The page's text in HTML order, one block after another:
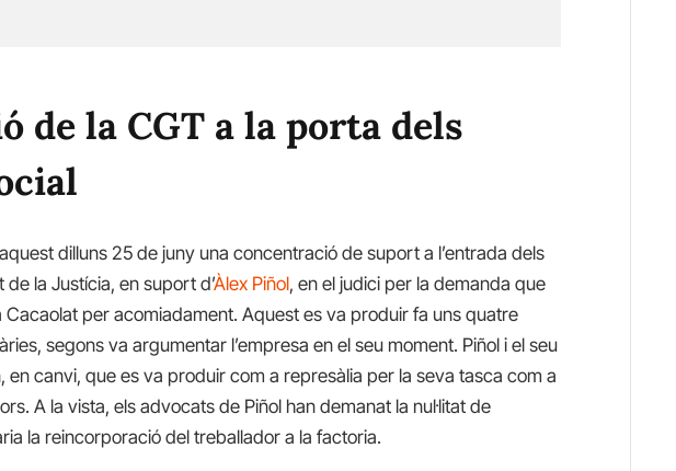
de la CGT a la porta dels
dilluns 25 de juny una concentració de suport a l’entrada dels
la Justícia, en suport d’Àlex Piñol, en el judici per la demanda que
per acomiadament. Aquest es va produir fa uns quatre
segons va argumentar l’empresa en el seu moment. Piñol i el seu
en canvi, que es va produir com a represàlia per la seva tasca com a
A la vista, els advocats de Piñol han demanat la nul·litat de
la reincorporació del treballador a la factoria.